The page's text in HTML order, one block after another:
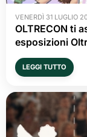
VENERDÌ 31 LUGLIO
OLTRECON ti
esposizioni
LEGGI TUTTO